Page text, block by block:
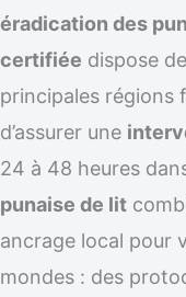
éradication des
certifiée dispose
principales régions
d’assurer une
24 à 48 heures
punaise de lit
ancrage local pour
mondes : des